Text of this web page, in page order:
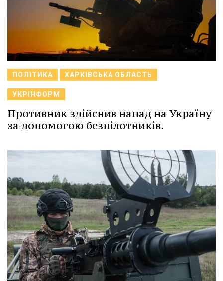
ПОЛІТИКА ХАРКІВСЬКА ОБЛАСТЬ
УКРІНФОРМ
Противник здійснив напад на Україну
за допомогою безпілотників.